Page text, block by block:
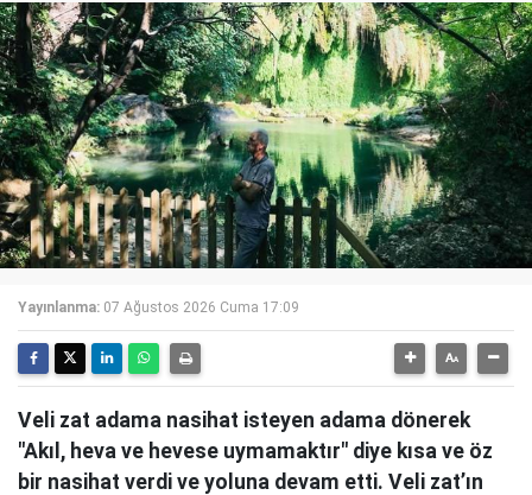
Yayınlanma: 07 Ağustos 2026 Cuma 17:09
Veli zat adama nasihat isteyen adama dönerek
"Akıl, heva ve hevese uymamaktır" diye kısa ve öz
bir nasihat verdi ve yoluna devam etti. Veli zat’ın